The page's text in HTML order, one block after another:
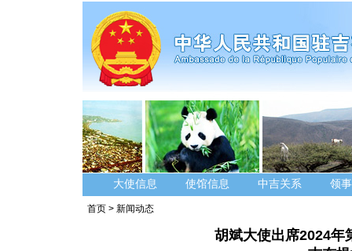
大使信息 使馆信息 中吉关系 领
首页 > 新闻动态
胡斌大使出席2024年